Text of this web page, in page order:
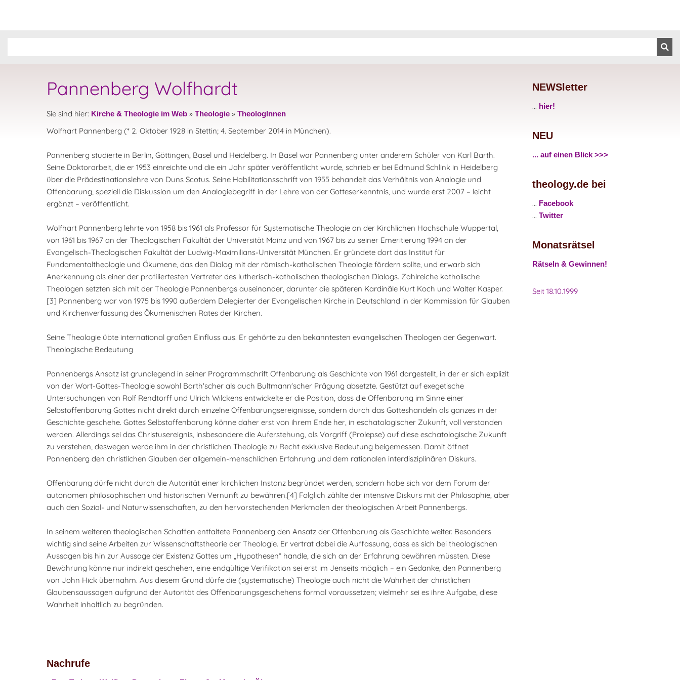
Pannenberg Wolfhardt
Sie sind hier: Kirche & Theologie im Web » Theologie » TheologInnen
Wolfhart Pannenberg (* 2. Oktober 1928 in Stettin; 4. September 2014 in München).
Pannenberg studierte in Berlin, Göttingen, Basel und Heidelberg. In Basel war Pannenberg unter anderem Schüler von Karl Barth.
Seine Doktorarbeit, die er 1953 einreichte und die ein Jahr später veröffentlicht wurde, schrieb er bei Edmund Schlink in Heidelberg
über die Prädestinationslehre von Duns Scotus. Seine Habilitationsschrift von 1955 behandelt das Verhältnis von Analogie und
Offenbarung, speziell die Diskussion um den Analogiebegriff in der Lehre von der Gotteserkenntnis, und wurde erst 2007 – leicht
ergänzt – veröffentlicht.
Wolfhart Pannenberg lehrte von 1958 bis 1961 als Professor für Systematische Theologie an der Kirchlichen Hochschule Wuppertal,
von 1961 bis 1967 an der Theologischen Fakultät der Universität Mainz und von 1967 bis zu seiner Emeritierung 1994 an der
Evangelisch-Theologischen Fakultät der Ludwig-Maximilians-Universität München. Er gründete dort das Institut für
Fundamentaltheologie und Ökumene, das den Dialog mit der römisch-katholischen Theologie fördern sollte, und erwarb sich
Anerkennung als einer der profiliertesten Vertreter des lutherisch-katholischen theologischen Dialogs. Zahlreiche katholische
Theologen setzten sich mit der Theologie Pannenbergs auseinander, darunter die späteren Kardinäle Kurt Koch und Walter Kasper.
[3] Pannenberg war von 1975 bis 1990 außerdem Delegierter der Evangelischen Kirche in Deutschland in der Kommission für Glauben
und Kirchenverfassung des Ökumenischen Rates der Kirchen.
Seine Theologie übte international großen Einfluss aus. Er gehörte zu den bekanntesten evangelischen Theologen der Gegenwart.
Theologische Bedeutung
Pannenbergs Ansatz ist grundlegend in seiner Programmschrift Offenbarung als Geschichte von 1961 dargestellt, in der er sich explizit
von der Wort-Gottes-Theologie sowohl Barth'scher als auch Bultmann'scher Prägung absetzte. Gestützt auf exegetische
Untersuchungen von Rolf Rendtorff und Ulrich Wilckens entwickelte er die Position, dass die Offenbarung im Sinne einer
Selbstoffenbarung Gottes nicht direkt durch einzelne Offenbarungsereignisse, sondern durch das Gotteshandeln als ganzes in der
Geschichte geschehe. Gottes Selbstoffenbarung könne daher erst von ihrem Ende her, in eschatologischer Zukunft, voll verstanden
werden. Allerdings sei das Christusereignis, insbesondere die Auferstehung, als Vorgriff (Prolepse) auf diese eschatologische Zukunft
zu verstehen, deswegen werde ihm in der christlichen Theologie zu Recht exklusive Bedeutung beigemessen. Damit öffnet
Pannenberg den christlichen Glauben der allgemein-menschlichen Erfahrung und dem rationalen interdisziplinären Diskurs.
Offenbarung dürfe nicht durch die Autorität einer kirchlichen Instanz begründet werden, sondern habe sich vor dem Forum der
autonomen philosophischen und historischen Vernunft zu bewähren.[4] Folglich zählte der intensive Diskurs mit der Philosophie, aber
auch den Sozial- und Naturwissenschaften, zu den hervorstechenden Merkmalen der theologischen Arbeit Pannenbergs.
In seinem weiteren theologischen Schaffen entfaltete Pannenberg den Ansatz der Offenbarung als Geschichte weiter. Besonders
wichtig sind seine Arbeiten zur Wissenschaftstheorie der Theologie. Er vertrat dabei die Auffassung, dass es sich bei theologischen
Aussagen bis hin zur Aussage der Existenz Gottes um „Hypothesen“ handle, die sich an der Erfahrung bewähren müssten. Diese
Bewährung könne nur indirekt geschehen, eine endgültige Verifikation sei erst im Jenseits möglich – ein Gedanke, den Pannenberg
von John Hick übernahm. Aus diesem Grund dürfe die (systematische) Theologie auch nicht die Wahrheit der christlichen
Glaubensaussagen aufgrund der Autorität des Offenbarungsgeschehens formal voraussetzen; vielmehr sei es ihre Aufgabe, diese
Wahrheit inhaltlich zu begründen.
Nachrufe
NEWSletter
... hier!
NEU
... auf einen Blick >>>
theology.de bei
... Facebook
... Twitter
Monatsrätsel
Rätseln & Gewinnen!
Seit 18.10.1999